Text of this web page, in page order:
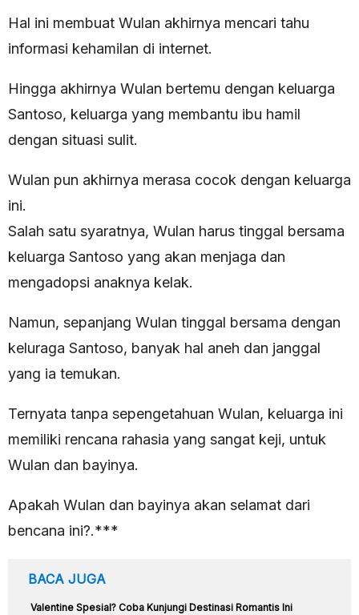
Hal ini membuat Wulan akhirnya mencari tahu
informasi kehamilan di internet.
Hingga akhirnya Wulan bertemu dengan keluarga
Santoso, keluarga yang membantu ibu hamil
dengan situasi sulit.
Wulan pun akhirnya merasa cocok dengan keluarga
ini.
Salah satu syaratnya, Wulan harus tinggal bersama
keluarga Santoso yang akan menjaga dan
mengadopsi anaknya kelak.
Namun, sepanjang Wulan tinggal bersama dengan
keluraga Santoso, banyak hal aneh dan janggal
yang ia temukan.
Ternyata tanpa sepengetahuan Wulan, keluarga ini
memiliki rencana rahasia yang sangat keji, untuk
Wulan dan bayinya.
Apakah Wulan dan bayinya akan selamat dari
bencana ini?.***
BACA JUGA
Valentine Spesial? Coba Kunjungi Destinasi Romantis Ini